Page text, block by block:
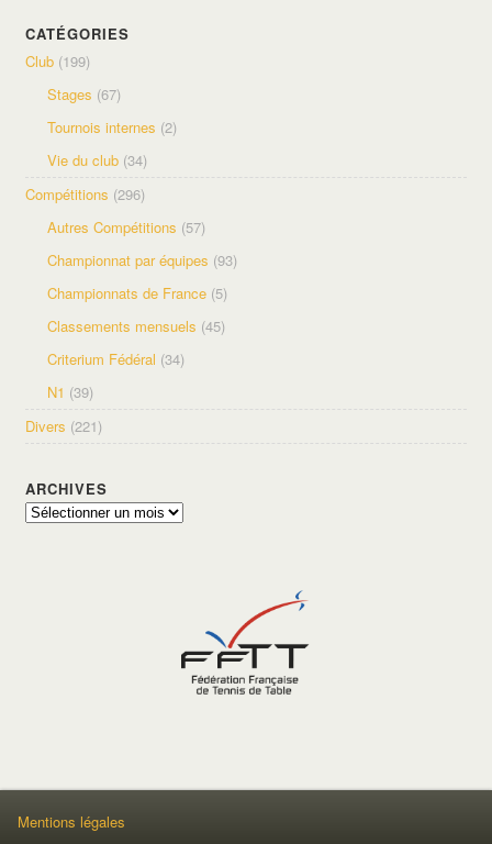
CATÉGORIES
Club (199)
Stages (67)
Tournois internes (2)
Vie du club (34)
Compétitions (296)
Autres Compétitions (57)
Championnat par équipes (93)
Championnats de France (5)
Classements mensuels (45)
Criterium Fédéral (34)
N1 (39)
Divers (221)
ARCHIVES
Archives
Mentions légales